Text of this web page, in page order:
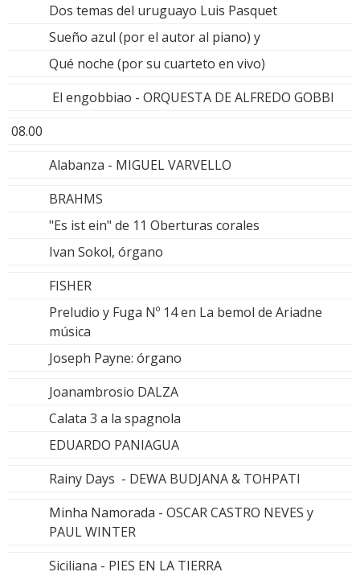
Dos temas del uruguayo Luis Pasquet
Sueño azul (por el autor al piano) y
Qué noche (por su cuarteto en vivo)
El engobbiao - ORQUESTA DE ALFREDO GOBBI
08.00
Alabanza - MIGUEL VARVELLO
BRAHMS
"Es ist ein" de 11 Oberturas corales
Ivan Sokol, órgano
FISHER
Preludio y Fuga Nº 14 en La bemol de Ariadne
música
Joseph Payne: órgano
Joanambrosio DALZA
Calata 3 a la spagnola
EDUARDO PANIAGUA
Rainy Days - DEWA BUDJANA & TOHPATI
Minha Namorada - OSCAR CASTRO NEVES y
PAUL WINTER
Siciliana - PIES EN LA TIERRA